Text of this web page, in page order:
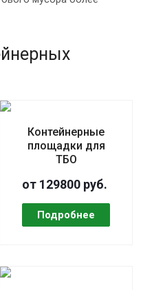
Контейнерные
площадки для
ТБО
от 129800 руб.